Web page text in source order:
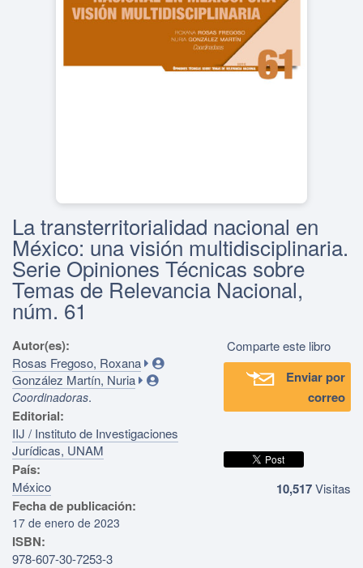
La transterritorialidad nacional en
México: una visión multidisciplinaria.
Serie Opiniones Técnicas sobre
Temas de Relevancia Nacional,
núm. 61
Autor(es):
Rosas Fregoso, Roxana
González Martín, Nuria
Coordinadoras.
Editorial:
IIJ / Instituto de Investigaciones
Jurídicas, UNAM
País:
México
Fecha de publicación:
17 de enero de 2023
ISBN:
978-607-30-7253-3
Comparte este libro
Enviar por
correo
10,517Visitas